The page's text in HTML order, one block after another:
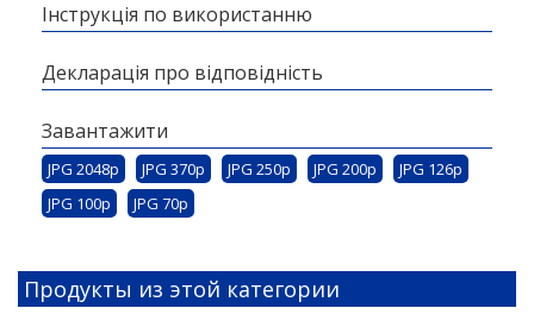
Інструкція по використанню
Декларація про відповідність
Завантажити
JPG 2048p JPG 370p JPG 250p JPG 200p
JPG 126p
JPG 100p
JPG 70p
Продукты из этой категории